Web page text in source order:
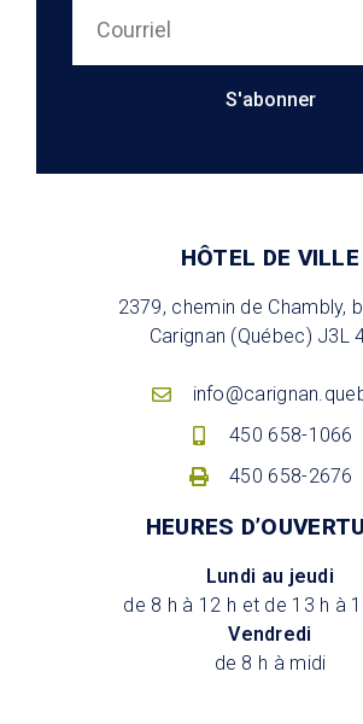
S'abonner
HÔTEL DE VILLE
2379, chemin de Chambly,
Carignan (Québec) J3L
450 658-1066
450 658-2676
HEURES
Lundi au jeudi
de 8 h à 12 h et de 13 h à
Vendredi
de 8 h à midi